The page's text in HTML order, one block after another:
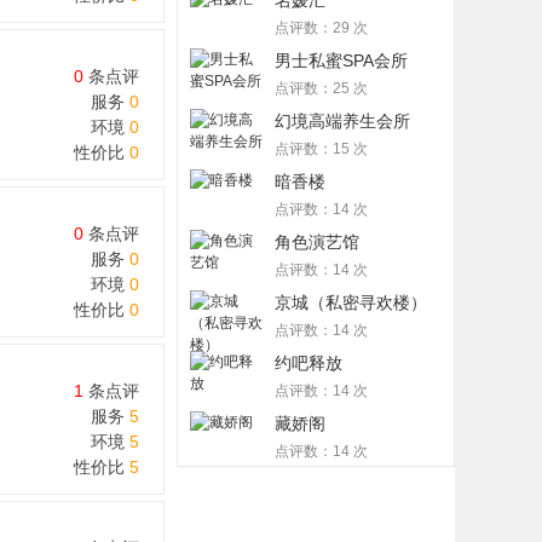
点评数：29 次
男士私蜜SPA会所
点评数：25 次
幻境高端养生会所
点评数：15 次
暗香楼
点评数：14 次
角色演艺馆
点评数：14 次
京城（私密寻欢楼）
点评数：14 次
约吧释放
点评数：14 次
藏娇阁
点评数：14 次
0 条点评
服务 0
环境 0
性价比 0
0 条点评
服务 0
环境 0
性价比 0
1 条点评
服务 5
环境 5
性价比 5